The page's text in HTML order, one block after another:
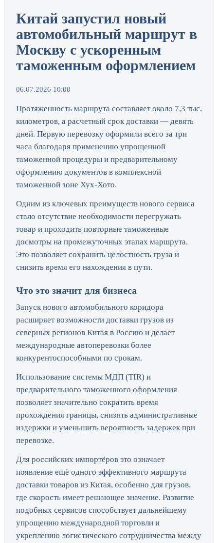
Китай запустил новый
автомобильный маршрут в
Москву с ускоренным
таможенным оформлением
06.07.2026 10:00
Протяженность маршрута составляет около 7,3 тыс.
километров, а расчетный срок доставки — девять
дней. Первую перевозку оформили всего за три
часа благодаря применению упрощенной
таможенной процедуры и предварительному
оформлению документов в комплексной
таможенной зоне Хух-Хото.
Одним из ключевых преимуществ нового сервиса
стало отсутствие необходимости перегружать
товар и проходить повторные таможенные
досмотры на промежуточных этапах маршрута.
Это позволяет сохранить целостность груза и
снизить время его нахождения в пути.
Что это значит для бизнеса
Запуск нового автомобильного коридора
расширяет возможности доставки грузов из
северных регионов Китая в Россию и делает
международные автоперевозки более
конкурентоспособными по срокам.
Использование системы МДП (TIR) и
предварительного таможенного оформления
позволяет значительно сократить время
прохождения границы, снизить административные
издержки и уменьшить вероятность задержек при
перевозке.
Для российских импортёров это означает
появление ещё одного эффективного маршрута
доставки товаров из Китая, особенно для грузов,
где скорость имеет решающее значение. Развитие
подобных сервисов способствует дальнейшему
упрощению международной торговли и
укреплению логистического сотрудничества между